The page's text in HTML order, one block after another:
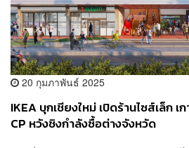
20 กุมภาพันธ์ 2025
IKEA บุกเชียงใหม่ เปิดร้านไซส์เล็ก เ
CP หวังชิงกำลังซื้อต่างจังหวัด